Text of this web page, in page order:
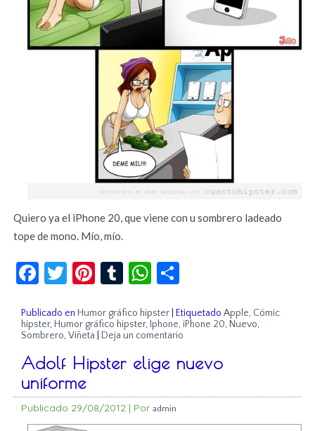
Quiero ya el iPhone 20, que viene con u sombrero ladeado
tope de mono. Mío, mío.
Facebook
Twitter
Pinterest
TumblrWhatsApp
Publicado en Humor gráfico hipster Etiquetado Apple, Cómic
hipster, Humor gráfico hipster, Iphone, iPhone 20, Nuevo,
Sombrero,Viñeta Deja un comentario
Adolf Hipster elige nuevo
uniforme
Publicado 29/08/2012 | Por admin